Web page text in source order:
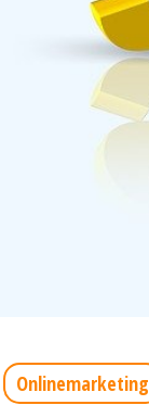
Onlinemarketing